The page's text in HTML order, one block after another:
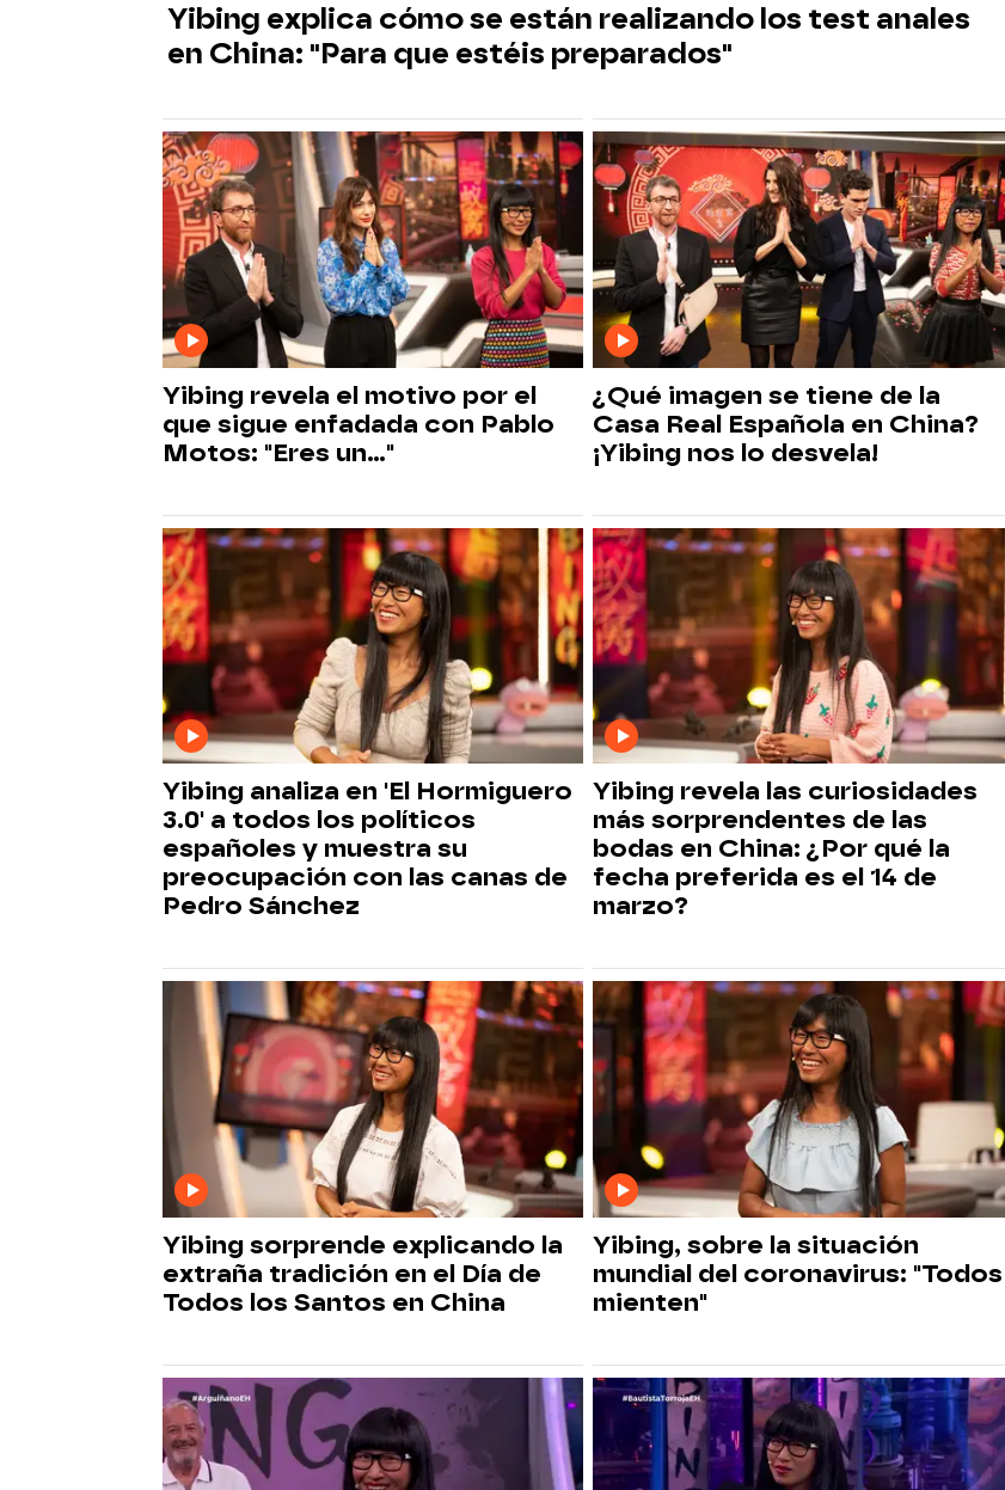
Yibing explica cómo se están realizando los test anales
en China: "Para que estéis preparados"
Yibing revela el motivo por el
que sigue enfadada con Pablo
Motos: "Eres un..."
¿Qué imagen se tiene de la
Casa Real Española en China?
¡Yibing nos lo desvela!
Yibing analiza en 'El Hormiguero
3.0' a todos los políticos
españoles y muestra su
preocupación con las canas de
Pedro Sánchez
Yibing revela las curiosidades
más sorprendentes de las
bodas en China: ¿Por qué la
fecha preferida es el 14 de
marzo?
Yibing sorprende explicando la
extraña tradición en el Día de
Todos los Santos en China
Yibing, sobre la situación
mundial del coronavirus: "Todos
mienten"